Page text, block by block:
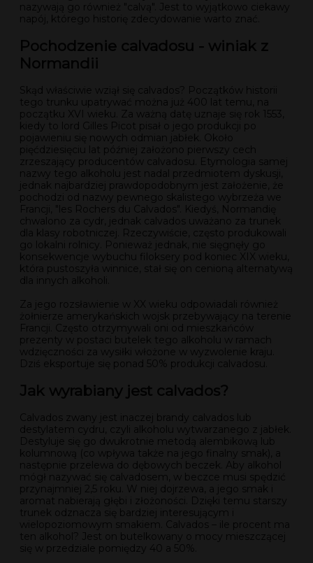
nazywają go również "calvą". Jest to wyjątkowo ciekawy
napój, którego historię zdecydowanie warto znać.
Pochodzenie calvadosu - winiak z
Normandii
Skąd właściwie wziął się calvados? Początków historii
tego trunku upatrywać można już 400 lat temu, na
początku XVI wieku. Za ważną datę uznaje się rok 1553,
kiedy to lord Gilles Picot pisał o jego produkcji po
pojawieniu się nowych odmian jabłek. Około
pięćdziesięciu lat później założono pierwszy cech
zrzeszający producentów calvadosu. Etymologia samej
nazwy tego alkoholu jest nadal przedmiotem dyskusji,
jednak najbardziej prawdopodobnym jest założenie, że
pochodzi od nazwy pewnego skalistego wybrzeża we
Francji, "les Rochers du Calvados". Kiedyś, Normandię
chwalono za cydr, jednak calvados uważano za trunek
dla klasy robotniczej. Rzeczywiście, często produkowali
go lokalni rolnicy. Ponieważ jednak, nie sięgnęły go
konsekwencje wybuchu filoksery pod koniec XIX wieku,
która pustoszyła winnice, stał się on cenioną alternatywą
dla innych alkoholi.
Za jego rozsławienie w XX wieku odpowiadali również
żołnierze amerykańskich wojsk przebywający na terenie
Francji. Często otrzymywali oni od mieszkańców
prezenty w postaci butelek tego alkoholu w ramach
wdzięczności za wysiłki włożone w wyzwolenie kraju.
Dziś eksportuje się ponad 50% produkcji calvadosu.
Jak wyrabiany jest calvados?
Calvados zwany jest inaczej brandy calvados lub
destylatem cydru, czyli alkoholu wytwarzanego z jabłek.
Destyluje się go dwukrotnie metodą alembikową lub
kolumnową (co wpływa także na jego finalny smak), a
następnie przelewa do dębowych beczek. Aby alkohol
mógł nazywać się calvadosem, w beczce musi spędzić
przynajmniej 2,5 roku. W niej dojrzewa, a jego smak i
aromat nabierają głębi i złożoności. Dzięki temu starszy
trunek odznacza się bardziej interesującym i
wielopoziomowym smakiem. Calvados – ile procent ma
ten alkohol? Jest on butelkowany o mocy mieszczącej
się w przedziale pomiędzy 40 a 50%.